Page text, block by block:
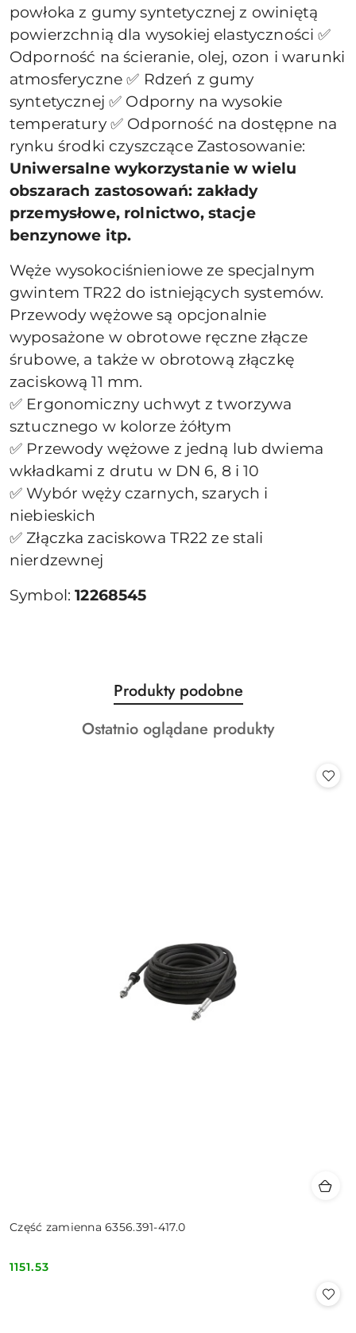
powłoka z gumy syntetycznej z owiniętą
powierzchnią dla wysokiej elastyczności ✅
Odporność na ścieranie, olej, ozon i warunki
atmosferyczne ✅ Rdzeń z gumy
syntetycznej ✅ Odporny na wysokie
temperatury ✅ Odporność na dostępne na
rynku środki czyszczące Zastosowanie:
Uniwersalne wykorzystanie w wielu
obszarach zastosowań: zakłady
przemysłowe, rolnictwo, stacje
benzynowe itp.
Węże wysokociśnieniowe ze specjalnym
gwintem TR22 do istniejących systemów.
Przewody wężowe są opcjonalnie
wyposażone w obrotowe ręczne złącze
śrubowe, a także w obrotową złączkę
zaciskową 11 mm.
✅ Ergonomiczny uchwyt z tworzywa
sztucznego w kolorze żółtym
✅ Przewody wężowe z jedną lub dwiema
wkładkami z drutu w DN 6, 8 i 10
✅ Wybór węży czarnych, szarych i
niebieskich
✅ Złączka zaciskowa TR22 ze stali
nierdzewnej
Symbol:12268545
Pomiń karuzelę produktów
Produkty
o
statusie:
Produkty podobne
Produkty
Ostatnio oglądane produkty
Część zamienna 6356.391-417.0
Cena:
1151.53